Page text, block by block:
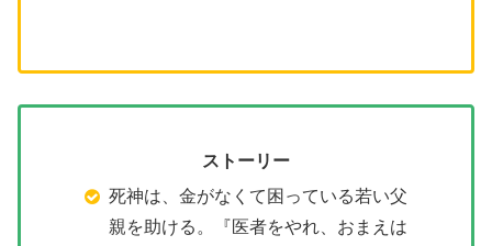
ストーリー
死神は、金がなくて困っている若い父
親を助ける。『医者をやれ、おまえは